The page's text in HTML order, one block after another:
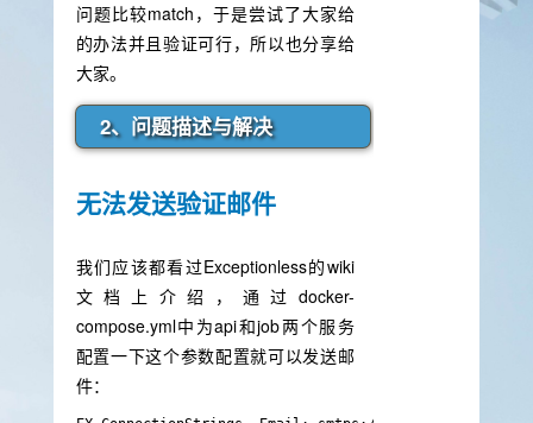
问题比较match，于是尝试了大家给
的办法并且验证可行，所以也分享给
大家。
2、问题描述与解决
无法发送验证邮件
我们应该都看过Exceptionless的wiki
文档上介绍，通过docker-
compose.yml中为api和job两个服务
配置一下这个参数配置就可以发送邮
件：